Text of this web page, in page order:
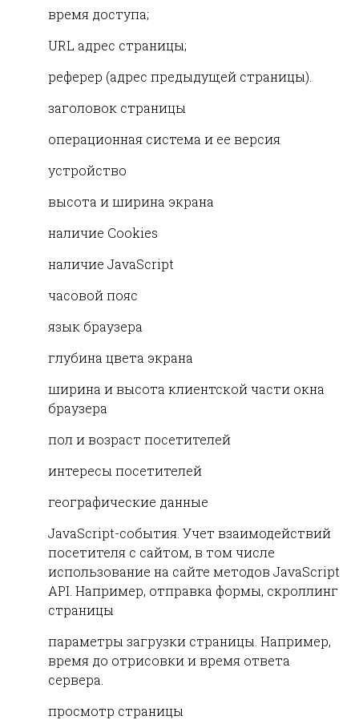
время доступа;
URL адрес страницы;
реферер (адрес предыдущей страницы).
заголовок страницы
операционная система и ее версия
устройство
высота и ширина экрана
наличие Cookies
наличие JavaScript
часовой пояс
язык браузера
глубина цвета экрана
ширина и высота клиентской части окна
браузера
пол и возраст посетителей
интересы посетителей
географические данные
JavaScript-события. Учет взаимодействий
посетителя с сайтом, в том числе
использование на сайте методов JavaScript
API. Например, отправка формы, скроллинг
страницы
параметры загрузки страницы. Например,
время до отрисовки и время ответа
сервера.
просмотр страницы